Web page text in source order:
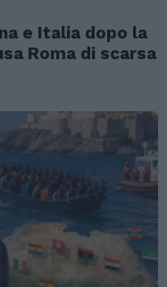
e Italia dopo la
Roma di scarsa